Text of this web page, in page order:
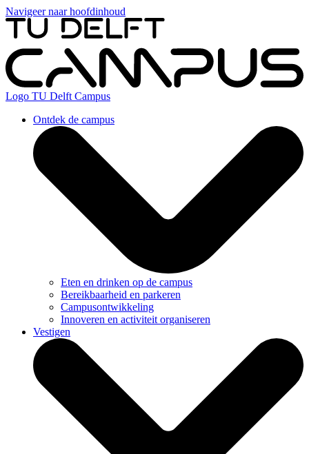
Navigeer naar hoofdinhoud
Logo TU Delft Campus
Ontdek de campus
Eten en drinken op de campus
Bereikbaarheid en parkeren
Campusontwikkeling
Innoveren en activiteit organiseren
Vestigen